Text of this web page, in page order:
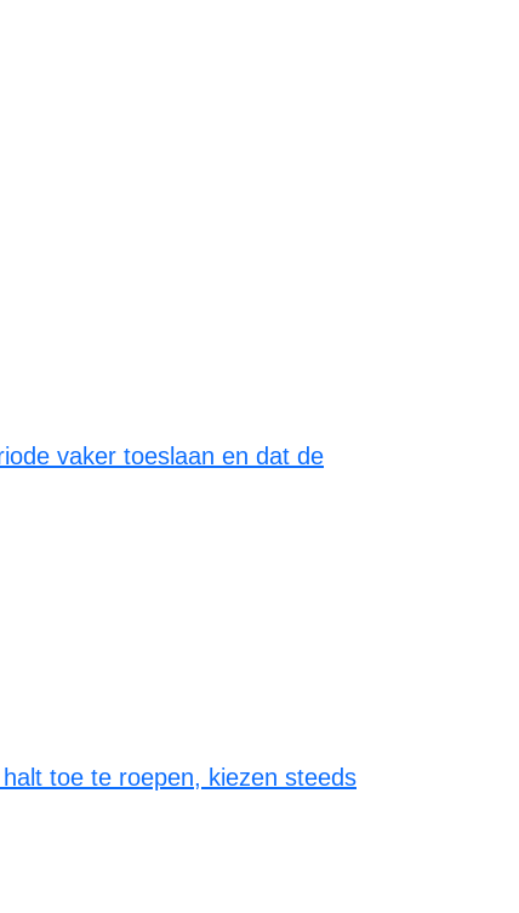
vaker toeslaan en dat de
toe te roepen, kiezen steeds